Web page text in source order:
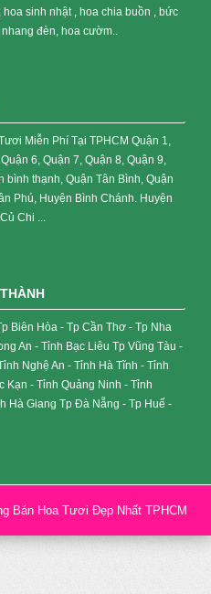
sinh nhật , hoa chia buồn , bức
đèn, hoa cườm..
Miễn Phí Tại TPHCM Quận 1,
6, Quận 7, Quận 8, Quận 9,
bình thạnh, Quận Tân Bình, Quận
Phú, Huyện Bình Chánh. Huyện
Chi ...
Biên Hòa - Tp Cần Thơ - Tp Nha
An - Tỉnh Bạc Liêu Tp Vũng Tàu -
Nghệ An - Tỉnh Hà Tĩnh - Tỉnh
Kạn - Tỉnh Quảng Ninh - Tỉnh
Hà Giang Tp Đà Nẵng - Tp Huế -
Bán Hoa Tươi Đẹp Nhất TPHCM